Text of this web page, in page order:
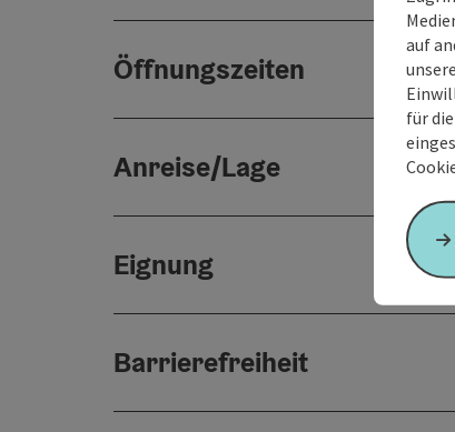
Öffnungszeiten
Anreise/Lage
Eignung
Barrierefreiheit
auf
für